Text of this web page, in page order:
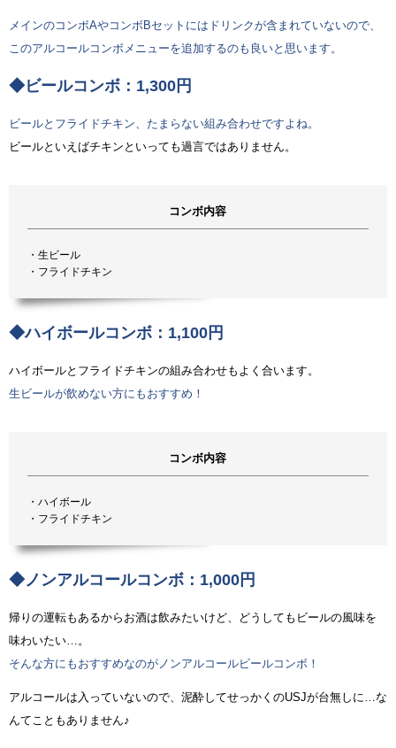
メインのコンボAやコンボBセットにはドリンクが含まれていないので、
このアルコールコンボメニューを追加するのも良いと思います。
◆ビールコンボ：1,300円
ビールとフライドチキン、たまらない組み合わせですよね。
ビールといえばチキンといっても過言ではありません。
コンボ内容
・生ビール
・フライドチキン
◆ハイボールコンボ：1,100円
ハイボールとフライドチキンの組み合わせもよく合います。
生ビールが飲めない方にもおすすめ！
コンボ内容
・ハイボール
・フライドチキン
◆ノンアルコールコンボ：1,000円
帰りの運転もあるからお酒は飲みたいけど、どうしてもビールの風味を
味わいたい…。
そんな方にもおすすめなのがノンアルコールビールコンボ！
アルコールは入っていないので、泥酔してせっかくのUSJが台無しに…な
んてこともありません♪